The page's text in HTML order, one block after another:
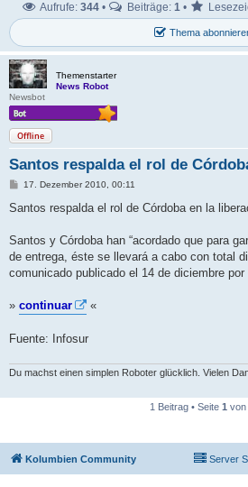
Thema
Aufrufe: 344 • Beiträge: 1 •
Themenstarter
News Robot
Newsbot
Offline
Santos respalda el rol de
B
i
a
17. Dezember 2010, 00:11
Santos respalda el rol de Córdoba en la
Santos y Córdoba han “acordado que para
de entrega, éste se llevará a cabo con total
comunicado publicado el 14 de diciembre por
» continuar «
Fuente: Infosur
Du machst einen simplen Roboter glücklich. Vielen
1 Beitrag • Seite 1 von
Kolumbien Community Server